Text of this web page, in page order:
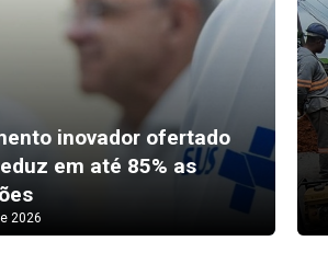
inovador ofertado
em até 85% as
2026